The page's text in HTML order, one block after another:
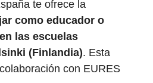
te ofrece la
como educador o
las escuelas
(Finlandia). Esta
con EURES